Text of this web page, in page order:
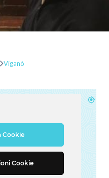
Viganò